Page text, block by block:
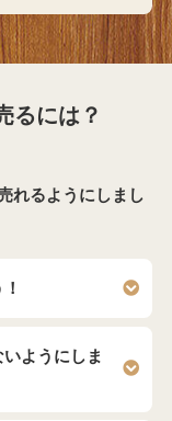
るには？
れるようにしまし
ようにしま